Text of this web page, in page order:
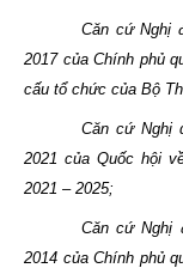
Căn cứ Nghị
2017 của Chính phủ
cấu tổ chức của Bộ
Căn cứ Nghị
2021 của Quốc hội
2021 – 2025;
Căn cứ Nghị
2014 của Chính phủ